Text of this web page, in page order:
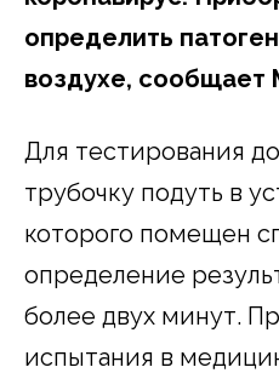
определить
воздухе, сообщает
Для тестирования
трубочку подуть в
которого помещен
определение
более двух минут.
испытания в